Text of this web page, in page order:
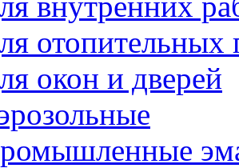
отопительных
окон и дверей